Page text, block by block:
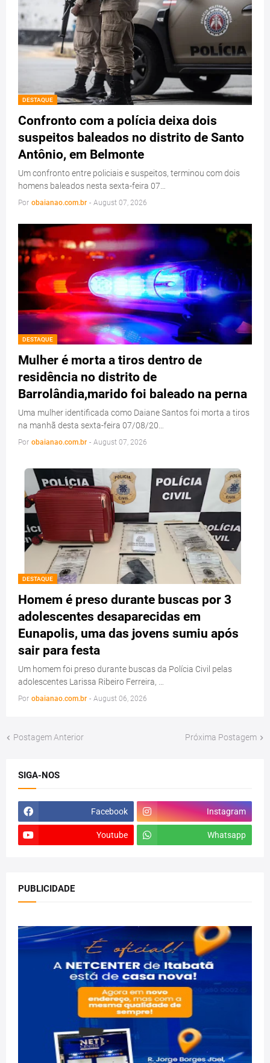
DESTAQUE
Confronto com a polícia deixa dois
suspeitos baleados no distrito de Santo
Antônio, em Belmonte
Um confronto entre policiais e suspeitos, terminou com dois
homens baleados nesta sexta-feira 07…
Por obaianao.com.br - August 07, 2026
DESTAQUE
Mulher é morta a tiros dentro de
residência no distrito de
Barrolândia,marido foi baleado na perna
Uma mulher identificada como Daiane Santos foi morta a tiros
na manhã desta sexta-feira 07/08/20…
Por obaianao.com.br - August 07, 2026
DESTAQUE
Homem é preso durante buscas por 3
adolescentes desaparecidas em
Eunapolis, uma das jovens sumiu após
sair para festa
Um homem foi preso durante buscas da Polícia Civil pelas
adolescentes Larissa Ribeiro Ferreira, …
Por obaianao.com.br - August 06, 2026
Postagem Anterior Próxima Postagem
SIGA-NOS
Facebook Instagram
Youtube Whatsapp
PUBLICIDADE